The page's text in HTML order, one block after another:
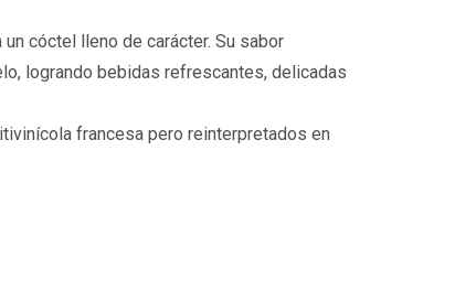
cóctel lleno de carácter. Su sabor
logrando bebidas refrescantes, delicadas
francesa pero reinterpretados en